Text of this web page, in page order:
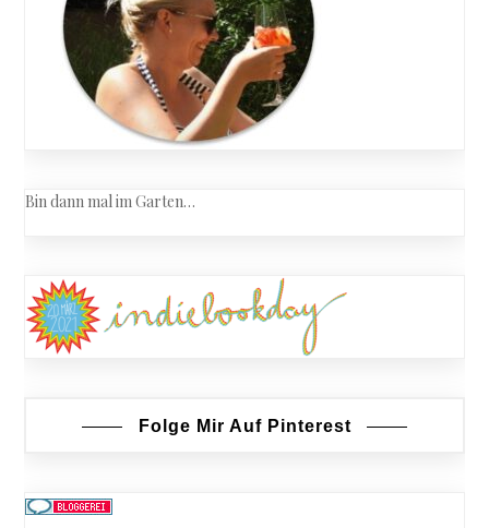
Bin dann mal im Garten…
Folge Mir Auf Pinterest